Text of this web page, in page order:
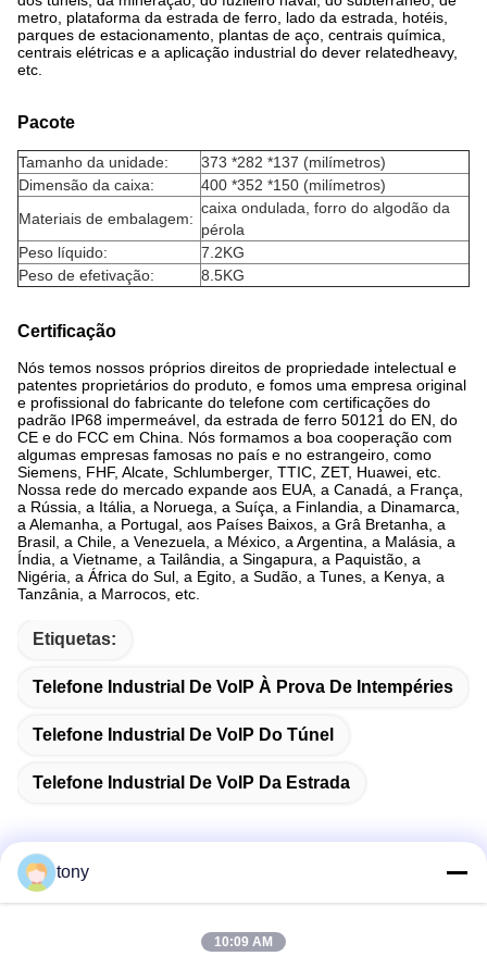
metro, plataforma da estrada de ferro, lado da estrada, hotéis,
parques de estacionamento, plantas de aço, centrais química,
centrais elétricas e a aplicação industrial do dever relatedheavy,
etc.
Pacote
Tamanho da unidade:
373 *282 *137 (milímetros)
Dimensão da caixa:
400 *352 *150 (milímetros)
Materiais de embalagem:
caixa ondulada, forro do algodão da
pérola
Peso líquido:
7.2KG
Peso de efetivação:
8.5KG
Certificação
Nós temos nossos próprios direitos de propriedade intelectual e
patentes proprietários do produto, e fomos uma empresa original
e profissional do fabricante do telefone com certificações do
padrão IP68 impermeável, da estrada de ferro 50121 do EN, do
CE e do FCC em China. Nós formamos a boa cooperação com
algumas empresas famosas no país e no estrangeiro, como
Siemens, FHF, Alcate, Schlumberger, TTIC, ZET, Huawei, etc.
Nossa rede do mercado expande aos EUA, a Canadá, a França,
a Rússia, a Itália, a Noruega, a Suíça, a Finlandia, a Dinamarca,
a Alemanha, a Portugal, aos Países Baixos, a Grâ Bretanha, a
Brasil, a Chile, a Venezuela, a México, a Argentina, a Malásia, a
Índia, a Vietname, a Tailândia, a Singapura, a Paquistão, a
Nigéria, a África do Sul, a Egito, a Sudão, a Tunes, a Kenya, a
Tanzânia, a Marrocos, etc.
Etiquetas:
Telefone Industrial De VoIP À Prova De Intempéries
Telefone Industrial De VoIP Do Túnel
Telefone Industrial De VoIP Da Estrada
tony
10:09 AM